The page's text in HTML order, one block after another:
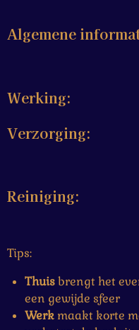
Algemene
Werking:
Verzorging:
Reiniging:
Tips:
Thuisbrengt het
een gewijde sfeer
Werk maakt korte